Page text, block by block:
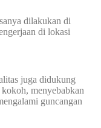
dilakukan di
di lokasi
juga didukung
menyebabkan
guncangan